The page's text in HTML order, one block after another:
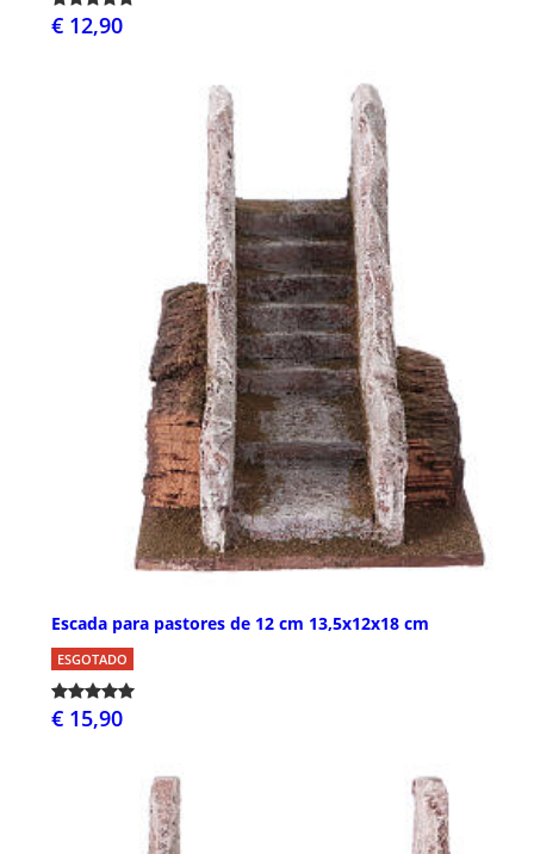
€ 12,90
Escada para pastores de 12 cm 13,5x12x18 cm
ESGOTADO
€ 15,90